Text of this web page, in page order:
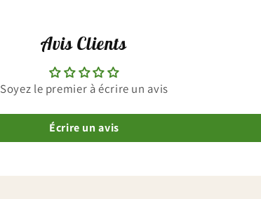
Avis Clients
Soyez le premier à écrire un avis
Écrire un avis